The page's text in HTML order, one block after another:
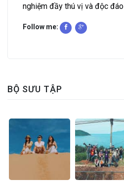
nghiệm đầy thú vị và độc đáo
Follow me:
BỘ SƯU TẬP